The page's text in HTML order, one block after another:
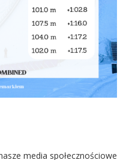
media społecznościowe